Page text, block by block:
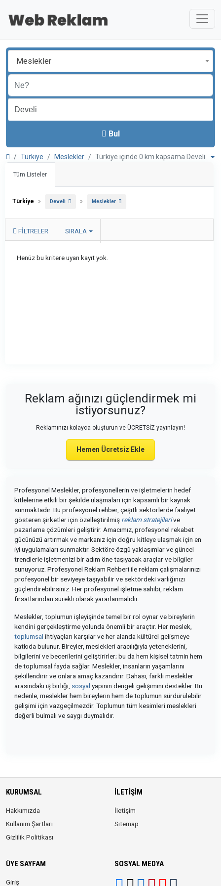
Meslekler
Bul
Türkiye Meslekler Türkiye içinde 0 km kapsama Develi
Tüm Listeler
Türkiye » Develi » Meslekler
FILTRELER SIRALA
Henüz bu kritere uyan kayıt yok.
Reklam ağınızı güçlendirmek mi
istiyorsunuz?
Reklamınızı kolayca oluşturun ve ÜCRETSİZ yayınlayın!
Hemen Ücretsiz Ekle
Profesyonel Meslekler, profesyonellerin ve işletmelerin hedef
kitlelerine etkili bir şekilde ulaşmaları için kapsamlı bir kaynak
sunmaktadır. Bu profesyonel rehber, çeşitli sektörlerde faaliyet
gösteren şirketler için özelleştirilmiş reklam stratejilerive
pazarlama çözümleri geliştirir. Amacımız, profesyonel rekabet
gücünüzü artırmak ve markanız için doğru kitleye ulaşmak için en
iyi uygulamaları sunmaktır. Sektöre özgü yaklaşımlar ve güncel
trendlerle işletmenizi bir adım öne taşıyacak araçlar ve bilgiler
sunuyoruz. Profesyonel Reklam Rehberi ile reklam çalışmalarınızı
profesyonel bir seviyeye taşıyabilir ve sektördeki varlığınızı
güçlendirebilirsiniz. Her profesyonel işletme sahibi, reklam
fırsatlarından sürekli olarak yararlanmalıdır.
Meslekler, toplumun işleyişinde temel bir rol oynar ve bireylerin
kendini gerçekleştirme yolunda önemli bir araçtır. Her meslek,
toplumsal ihtiyaçları karşılar ve her alanda kültürel gelişmeye
katkıda bulunur. Bireyler, meslekleri aracılığıyla yeteneklerini,
bilgilerini ve becerilerini geliştirirler; bu da hem kişisel tatmin hem
de toplumsal fayda sağlar. Meslekler, insanların yaşamlarını
şekillendirir ve onlara amaç kazandırır. Dahası, farklı meslekler
arasındaki iş birliği, sosyal yapının dengeli gelişimini destekler. Bu
nedenle, meslekler hem bireylerin hem de toplumun sürdürülebilir
gelişimi için vazgeçilmezdir. Toplumun tüm kesimleri meslekleri
değerli bulmalı ve saygı duymalıdır.
KURUMSAL
Hakkımızda
Kullanım Şartları
Gizlilik Politikası
İLETIŞIM
İletişim
Sitemap
ÜYE SAYFAM
Giriş
SOSYAL MEDYA